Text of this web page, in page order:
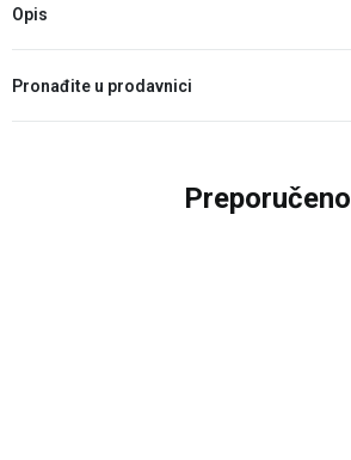
Opis
Pronađite u prodavnici
Preporučeno